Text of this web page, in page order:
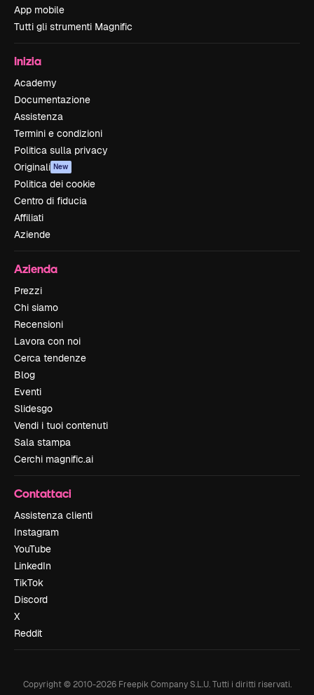
App mobile
Tutti gli strumenti Magnific
Inizia
Academy
Documentazione
Assistenza
Termini e condizioni
Politica sulla privacy
Originali New
Politica dei cookie
Centro di fiducia
Affiliati
Aziende
Azienda
Prezzi
Chi siamo
Recensioni
Lavora con noi
Cerca tendenze
Blog
Eventi
Slidesgo
Vendi i tuoi contenuti
Sala stampa
Cerchi magnific.ai
Contattaci
Assistenza clienti
Instagram
YouTube
LinkedIn
TikTok
Discord
X
Reddit
Copyright © 2010-2026Freepik Company S.L.U. Tutti i diritti riservati.